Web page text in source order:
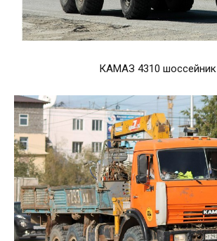
КАМАЗ 4310 шоссейник